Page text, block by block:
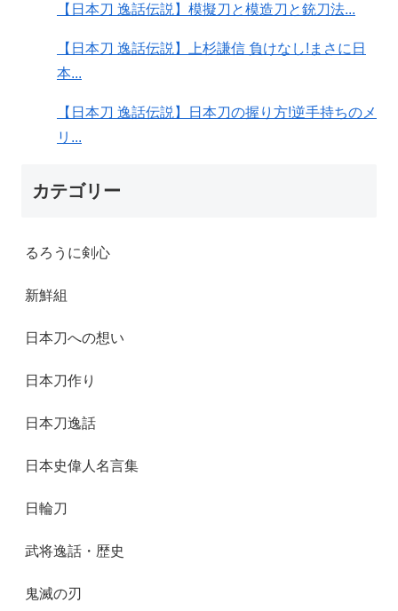
【日本刀 逸話伝説】模擬刀と模造刀と銃刀法...
【日本刀 逸話伝説】上杉謙信 負けなし!まさに日
本...
【日本刀 逸話伝説】日本刀の握り方!逆手持ちのメ
リ...
カテゴリー
るろうに剣心
新鮮組
日本刀への想い
日本刀作り
日本刀逸話
日本史偉人名言集
日輪刀
武将逸話・歴史
鬼滅の刃